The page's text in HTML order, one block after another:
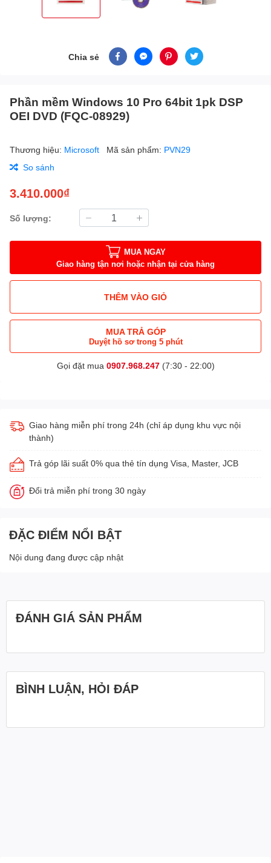
Chia sẻ
Phần mềm Windows 10 Pro 64bit 1pk DSP
OEI DVD (FQC-08929)
Thương hiệu: Microsoft Mã sản phẩm: PVN29
So sánh
3.410.000₫
Số lượng:
MUA NGAY
Giao hàng tận nơi hoặc nhận tại cửa hàng
THÊM VÀO GIỎ
MUA TRẢ GÓP
Duyệt hồ sơ trong 5 phút
Gọi đặt mua 0907.968.247(7:30 - 22:00)
Giao hàng miễn phí trong 24h (chỉ áp dụng khu vực nội
thành)
Trả góp lãi suất 0% qua thẻ tín dụng Visa, Master, JCB
Đổi trả miễn phí trong 30 ngày
ĐẶC ĐIỂM NỔI BẬT
Nội dung đang được cập nhật
ĐÁNH GIÁ SẢN PHẨM
BÌNH LUẬN, HỎI ĐÁP